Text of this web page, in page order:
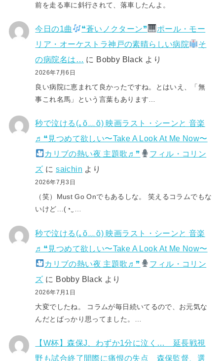
前を走る車に斜行されて、落車したんよ。
今日の1曲 ❝蒼いノクターン❞
ポール・モー
リア・オーケストラ神戸の素晴らしい病院
そ
の病院名は… に Bobby Black より
2026年7月6日
良い病院に恵まれて良かったですね。とはいえ、「無
事これ名馬」という言葉もあります…
秒で泣ける(⁠｡⁠ŏ⁠﹏⁠ŏ⁠) 映画ラスト・シーンと 音楽
♬❝見つめて欲しい〜Take A Look At Me Now〜
カリブの熱い夜 主題歌♬❞
フィル・コリン
ズ にsaichin より
2026年7月3日
（笑）Must Go Onでもあるしな。 笑えるコラムでもな
いけど…(⁠◔⁠‿⁠…
秒で泣ける(⁠｡⁠ŏ⁠﹏⁠ŏ⁠) 映画ラスト・シーンと 音楽
♬❝見つめて欲しい〜Take A Look At Me Now〜
カリブの熱い夜 主題歌♬❞
フィル・コリン
ズ に Bobby Black より
2026年7月1日
大変でしたね。 コラムが毎日続いてるので、お元気な
んだとばっかり思ってました。…
【W杯】森保J、わずか1分に泣く… 延長戦視
野も試合終了間際に痛恨の失点 森保監督、選